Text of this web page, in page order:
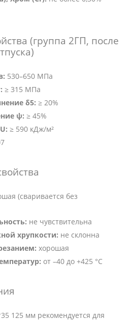
(группа 2ГП, после
530–650 МПа
≥ 315 МПа
δ5: ≥ 20%
ψ: ≥ 45%
≥ 590 кДж/м²
(сваривается без
не чувствительна
хрупкости: не склонна
хорошая
от –40 до +425 °C
125 мм рекомендуется для